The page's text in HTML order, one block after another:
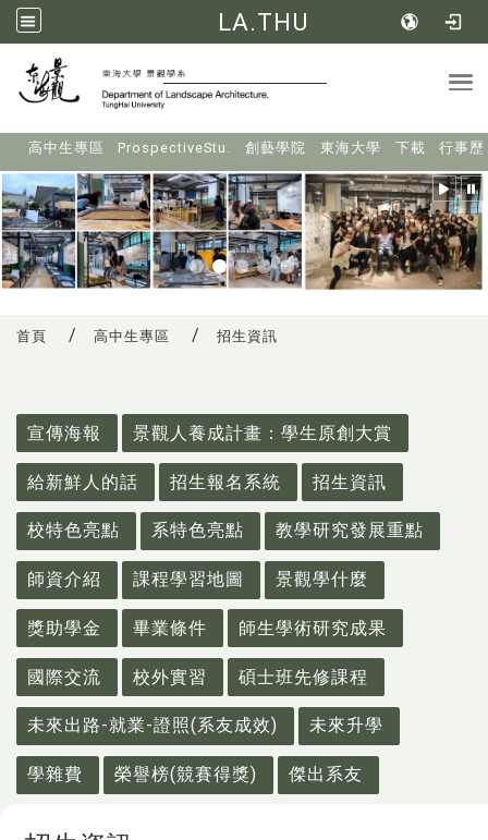
LA.THU
高中生專區 ProspectiveStu. 創藝學院 東海大學 下載 行事歷
首頁 高中生專區 招生資訊
宣傳海報
景觀人養成計畫：學生原創大賞
給新鮮人的話 招生報名系統 招生資訊
校特色亮點 系特色亮點 教學研究發展重點
師資介紹 課程學習地圖 景觀學什麼
獎助學金 畢業條件 師生學術研究成果
國際交流 校外實習 碩士班先修課程
未來出路-就業-證照(系友成效) 未來升學
學雜費 榮譽榜(競賽得獎) 傑出系友